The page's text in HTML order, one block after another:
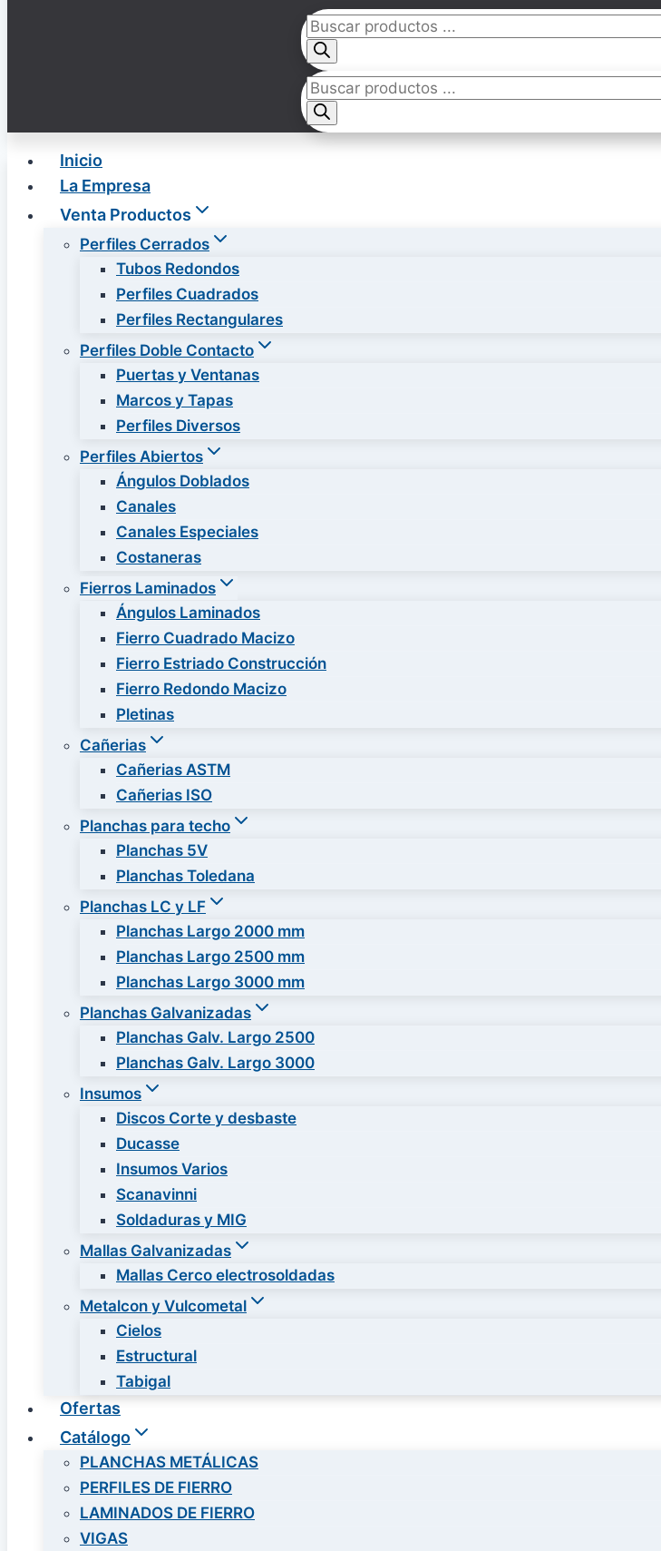
Búsqueda
de
productos
Búsqueda
de
productos
Inicio
La Empresa
Venta Productos
Perfiles Cerrados
Tubos Redondos
Perfiles Cuadrados
Perfiles Rectangulares
Perfiles Doble Contacto
Puertas y Ventanas
Marcos y Tapas
Perfiles Diversos
Perfiles Abiertos
Ángulos Doblados
Canales
Canales Especiales
Costaneras
Fierros Laminados
Ángulos Laminados
Fierro Cuadrado Macizo
Fierro Estriado Construcción
Fierro Redondo Macizo
Pletinas
Cañerias
Cañerias ASTM
Cañerias ISO
Planchas para techo
Planchas 5V
Planchas Toledana
Planchas LC y LF
Planchas Largo 2000 mm
Planchas Largo 2500 mm
Planchas Largo 3000 mm
Planchas Galvanizadas
Planchas Galv. Largo 2500
Planchas Galv. Largo 3000
Insumos
Discos Corte y desbaste
Ducasse
Insumos Varios
Scanavinni
Soldaduras y MIG
Mallas Galvanizadas
Mallas Cerco electrosoldadas
Metalcon y Vulcometal
Cielos
Estructural
Tabigal
Ofertas
Catálogo
PLANCHAS METÁLICAS
PERFILES DE FIERRO
LAMINADOS DE FIERRO
VIGAS